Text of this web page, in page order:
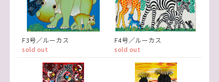
F3号／ルーカス
sold out
F4号／ルーカス
sold out